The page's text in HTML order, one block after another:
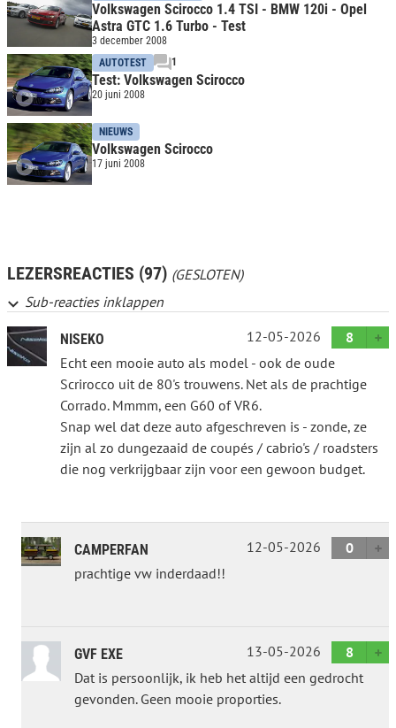
Volkswagen Scirocco 1.4 TSI - BMW 120i - Opel
Astra GTC 1.6 Turbo - Test
3 december 2008
AUTOTEST
1
Test: Volkswagen Scirocco
20 juni 2008
NIEUWS
Volkswagen Scirocco
17 juni 2008
LEZERSREACTIES (97) (GESLOTEN)
Sub-reacties inklappen
NISEKO 12-05-2026
8
Echt een mooie auto als model - ook de oude
Scrirocco uit de 80's trouwens. Net als de prachtige
Corrado. Mmmm, een G60 of VR6.
Snap wel dat deze auto afgeschreven is - zonde, ze
zijn al zo dungezaaid de coupés / cabrio's / roadsters
die nog verkrijgbaar zijn voor een gewoon budget.
CAMPERFAN 12-05-2026
0
prachtige vw inderdaad!!
GVF EXE 13-05-2026
8
Dat is persoonlijk, ik heb het altijd een gedrocht
gevonden. Geen mooie proporties.